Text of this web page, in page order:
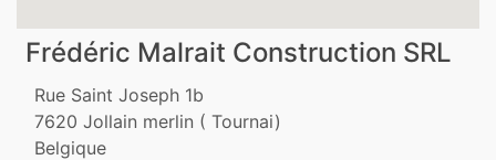
Frédéric Malrait Construction SRL
Rue Saint Joseph 1b
7620 Jollain merlin ( Tournai)
Belgique